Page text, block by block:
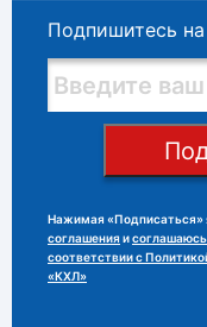
Подпишитесь
Нажимая «Подписаться»
соглашения и
соответствии с
«КХЛ»